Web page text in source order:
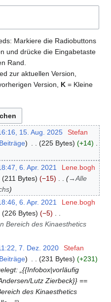
Markiere die Radiobuttons
und drücke die Eingabetaste
Rand.
zur aktuellen Version,
Version, K = Kleine
15. Aug. 2025
Stefan
Beiträge 225 Bytes +14
6. Apr. 2021
Lene.bogh
211 Bytes −15 →Alle
6. Apr. 2021
Lene.bogh
226 Bytes
−5
Bereich des Kinaesthetics
7. Dez. 2020
Stefan
Beiträge 231 Bytes
+231
„{{Infobox|vorläufig
Lutz Zierbeck}} ==
des Kinaesthetics